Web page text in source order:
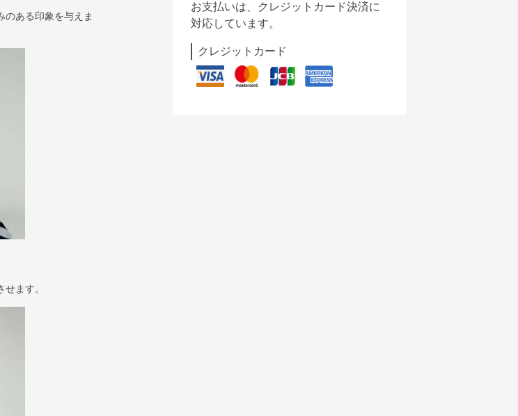
のある印象を与えま
ます。
お支払いは、クレジットカード決済に
対応しています。
クレジットカード